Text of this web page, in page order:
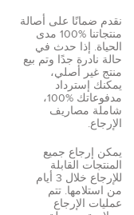
نقدم ضمانًا على أصالة
منتجاتنا %100 مدى
الحياة. إذا حدث في
حالة نادرة جدًا وتم بيع
منتج غير أصلي،
يمكنك إسترداد
مدفوعاتك %100،
شاملة مصاريف
الإرجاع.
يمكن إرجاع جميع
المنتجات القابلة
للإرجاع خلال 3 أيام
من استلامها. تتم
عمليات الإرجاع